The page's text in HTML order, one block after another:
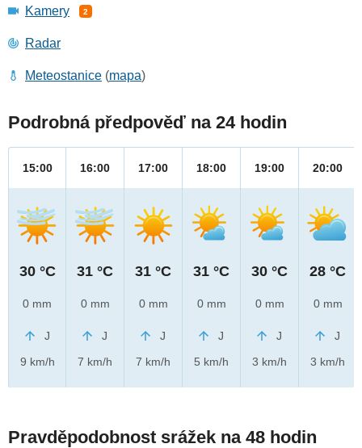
Kamery 2
Radar
Meteostanice (mapa)
Podrobná předpověď na 24 hodin
15:00
30 °C
0 mm
J
9 km/h
16:00
31 °C
0 mm
J
7 km/h
17:00
31 °C
0 mm
J
7 km/h
18:00
31 °C
0 mm
J
5 km/h
19:00
30 °C
0 mm
J
3 km/h
20:00
28 °C
0 mm
J
3 km/h
Pravděpodobnost srážek na 48 hodin